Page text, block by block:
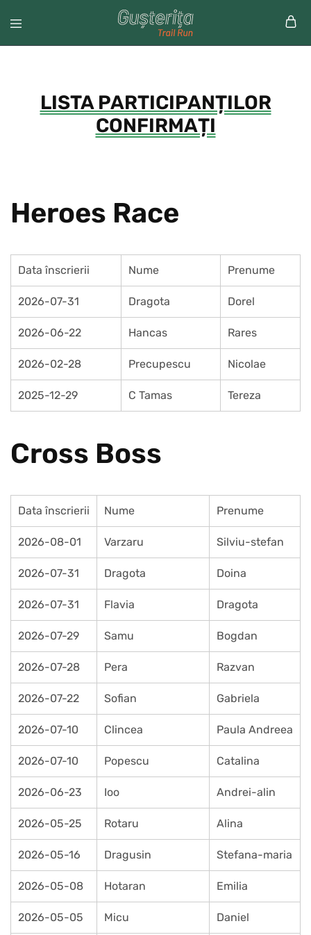
LISTA PARTICIPANȚILOR
CONFIRMAȚI
Heroes Race
Data înscrierii Nume Prenume
2026-07-31 Dragota Dorel
2026-06-22 Hancas Rares
2026-02-28 Precupescu Nicolae
2025-12-29 C Tamas Tereza
Cross Boss
Data înscrierii Nume Prenume
2026-08-01 Varzaru Silviu-stefan
2026-07-31 Dragota Doina
2026-07-31 Flavia Dragota
2026-07-29 Samu Bogdan
2026-07-28 Pera Razvan
2026-07-22 Sofian Gabriela
2026-07-10 Clincea Paula Andreea
2026-07-10 Popescu Catalina
2026-06-23 Ioo Andrei-alin
2026-05-25 Rotaru Alina
2026-05-16 Dragusin Stefana-maria
2026-05-08 Hotaran Emilia
2026-05-05 Micu Daniel